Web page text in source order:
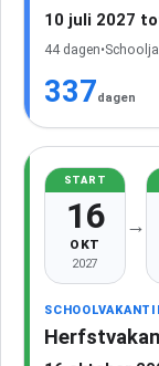
10 juli 2027
44 dagen•
337dagen
START
16
OKT
2027
→